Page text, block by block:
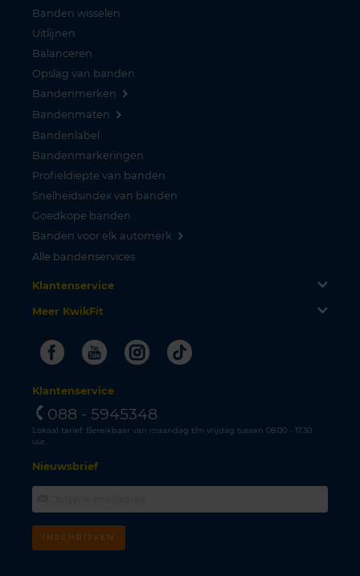
Banden wisselen
Uitlijnen
Balanceren
Opslag van banden
Bandenmerken
Bandenmaten
Bandenlabel
Bandenmarkeringen
Profieldiepte van banden
Snelheidsindex van banden
Goedkope banden
Banden voor elk automerk
Alle bandenservices
Klantenservice
Meer KwikFit
FacebookYoutubeInstagram
Tiktok
Klantenservice
088 - 5945348
Lokaal tarief. Bereikbaar van maandag t/m vrijdag tussen 08.00 - 17.30
uur.
Nieuwsbrief
INSCHRIJVEN